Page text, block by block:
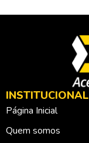
INSTITUCIONAL
Página Inicial
Quem somos